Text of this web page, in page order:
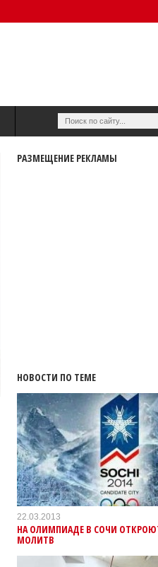
РАЗМЕЩЕНИЕ РЕКЛАМЫ
НОВОСТИ ПО ТЕМЕ
22.03.2013
НА ОЛИМПИАДЕ В СОЧИ
МОЛИТВ